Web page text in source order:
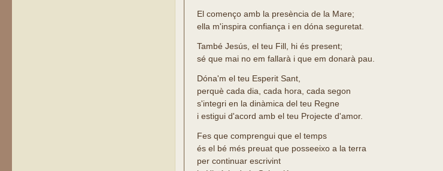
El començo amb la presència de la Mare;
ella m'inspira confiança i en dóna seguretat.
També Jesús, el teu Fill, hi és present;
sé que mai no em fallarà i que em donarà pau.
Dóna'm el teu Esperit Sant,
perquè cada dia, cada hora, cada segon
s'integri en la dinàmica del teu Regne
i estigui d'acord amb el teu Projecte d'amor.
Fes que comprengui que el temps
és el bé més preuat que posseeixo a la terra
per continuar escrivint